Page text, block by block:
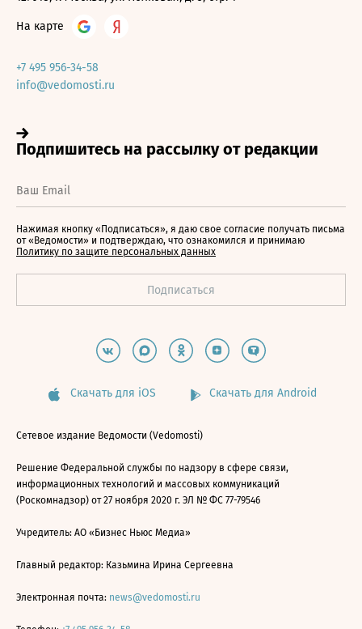
На карте
+7 495 956-34-58
info@vedomosti.ru
Нажимая кнопку «Подписаться», я даю свое согласие получать письма
от «Ведомости» и подтверждаю, что ознакомился и принимаю
Политику по защите персональных данных
Скачать для iOS Скачать для Android
Сетевое издание Ведомости (Vedomosti)
Решение Федеральной службы по надзору в сфере связи,
информационных технологий и массовых коммуникаций
(Роскомнадзор) от 27 ноября 2020 г. ЭЛ № ФС 77-79546
Учредитель: АО «Бизнес Ньюс Медиа»
Главный редактор: Казьмина Ирина Сергеевна
Электронная почта: news@vedomosti.ru